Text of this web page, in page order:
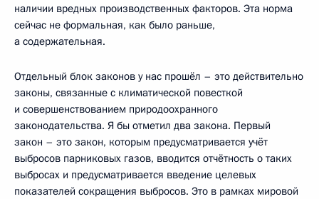
наличии вредных производственных факторов. Эта норма
сейчас не формальная, как было раньше,
а содержательная.
Отдельный блок законов у нас прошёл – это действительно
законы, связанные с климатической повесткой
и совершенствованием природоохранного
законодательства. Я бы отметил два закона. Первый
закон – это закон, которым предусматривается учёт
выбросов парниковых газов, вводится отчётность о таких
выбросах и предусматривается введение целевых
показателей сокращения выбросов. Это в рамках мировой